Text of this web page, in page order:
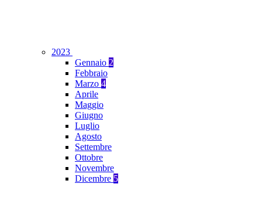
2023
Gennaio 2
Febbraio
Marzo 4
Aprile
Maggio
Giugno
Luglio
Agosto
Settembre
Ottobre
Novembre
Dicembre 5